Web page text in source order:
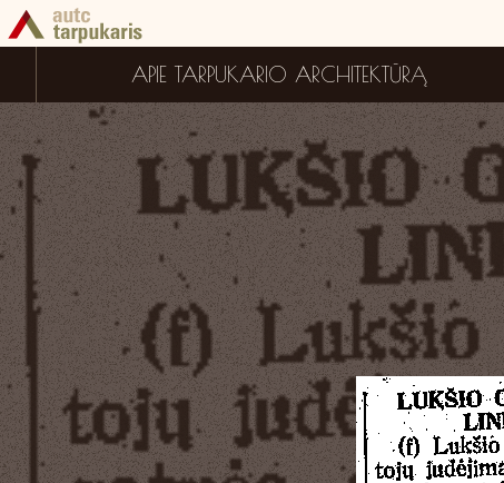
APIE TARPUKARIO ARCHITEKTŪRĄ